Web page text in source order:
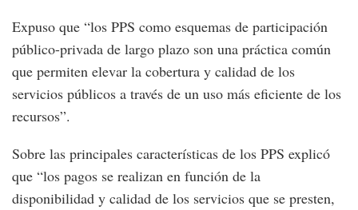
Expuso que “los PPS como esquemas de participación
público-privada de largo plazo son una práctica común
que permiten elevar la cobertura y calidad de los
servicios públicos a través de un uso más eficiente de los
recursos”.
Sobre las principales características de los PPS explicó
que “los pagos se realizan en función de la
disponibilidad y calidad de los servicios que se presten,